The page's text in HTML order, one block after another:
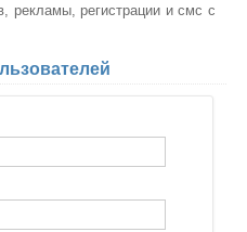
рекламы, регистрации и смс с